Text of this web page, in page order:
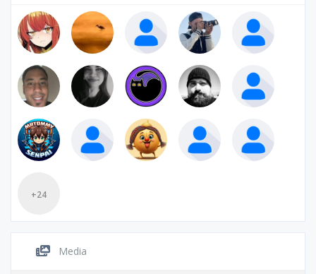
+24
Media